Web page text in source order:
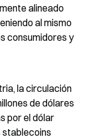
alineado
al mismo
consumidores y
la circulación
de dólares
por el dólar
stablecoins